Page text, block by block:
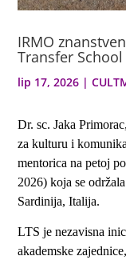
IRMO
Transfer School
lip 17, 2026 |
Dr. sc. Jaka
za kulturu i
mentorica na petoj
2026) koja se
Sardinija, Italija.
LTS je nezavisna
akademske